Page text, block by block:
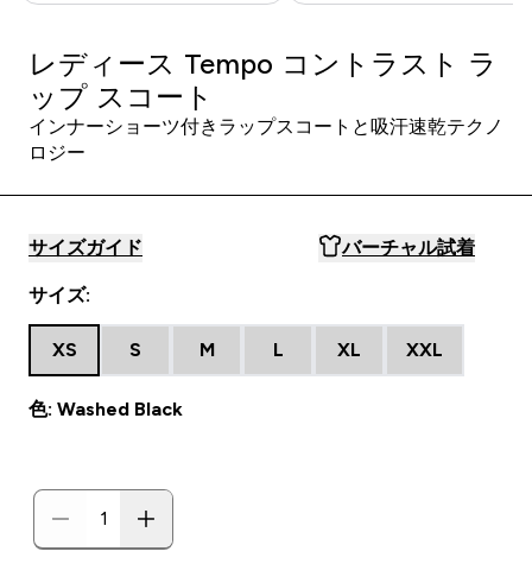
レディース Tempo コントラスト ラ
ップ スコート
インナーショーツ付きラップスコートと吸汗速乾テクノ
ロジー
サイズガイド バーチャル試着
サイズ:
XS S M L XL XXL
色: Washed Black